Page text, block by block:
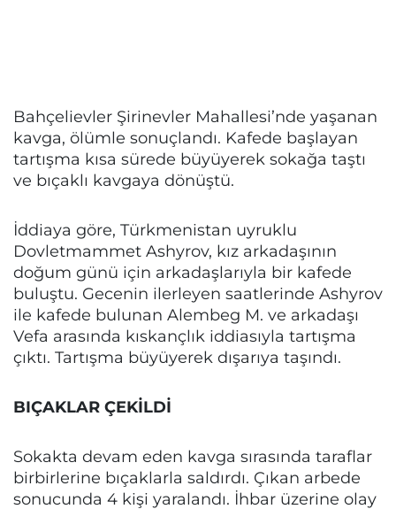
Bahçelievler Şirinevler Mahallesi’nde yaşanan
kavga, ölümle sonuçlandı. Kafede başlayan
tartışma kısa sürede büyüyerek sokağa taştı
ve bıçaklı kavgaya dönüştü.
İddiaya göre, Türkmenistan uyruklu
Dovletmammet Ashyrov, kız arkadaşının
doğum günü için arkadaşlarıyla bir kafede
buluştu. Gecenin ilerleyen saatlerinde Ashyrov
ile kafede bulunan Alembeg M. ve arkadaşı
Vefa arasında kıskançlık iddiasıyla tartışma
çıktı. Tartışma büyüyerek dışarıya taşındı.
BIÇAKLAR ÇEKİLDİ
Sokakta devam eden kavga sırasında taraflar
birbirlerine bıçaklarla saldırdı. Çıkan arbede
sonucunda 4 kişi yaralandı. İhbar üzerine olay